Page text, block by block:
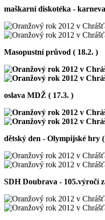
maškarní diskotéka -
Masopustní průvod ( 18.2. )
oslava MDŽ ( 17.3. )
dětský den - Olympijské hry
SDH Doubrava - 105.výročí